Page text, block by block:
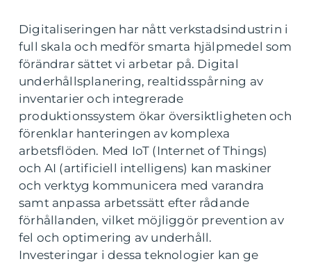
Digitaliseringen har nått verkstadsindustrin i
full skala och medför smarta hjälpmedel som
förändrar sättet vi arbetar på. Digital
underhållsplanering, realtidsspårning av
inventarier och integrerade
produktionssystem ökar översiktligheten och
förenklar hanteringen av komplexa
arbetsflöden. Med IoT (Internet of Things)
och AI (artificiell intelligens) kan maskiner
och verktyg kommunicera med varandra
samt anpassa arbetssätt efter rådande
förhållanden, vilket möjliggör prevention av
fel och optimering av underhåll.
Investeringar i dessa teknologier kan ge